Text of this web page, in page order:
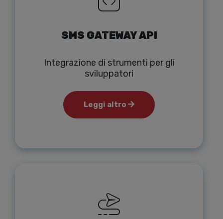
SMS GATEWAY API
Integrazione di strumenti per gli
sviluppatori
Leggi altro